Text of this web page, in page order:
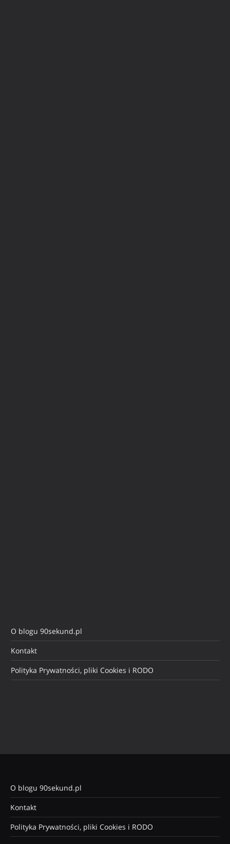
O blogu 90sekund.pl
Kontakt
Polityka Prywatności, pliki Cookies i RODO
O blogu 90sekund.pl
Kontakt
Polityka Prywatności, pliki Cookies i RODO